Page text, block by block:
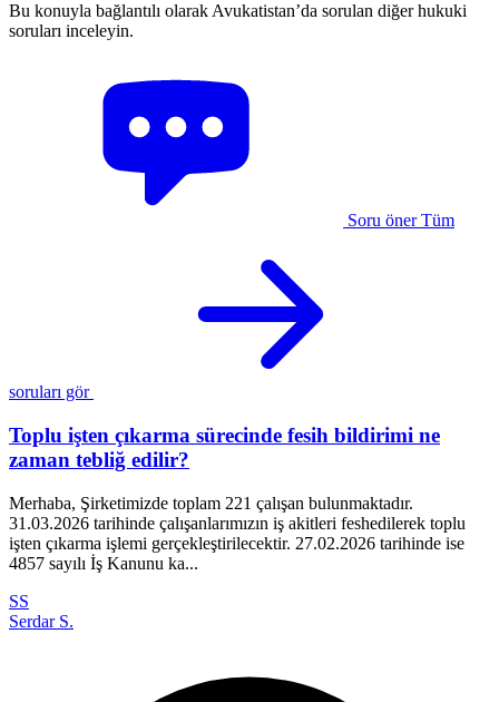
Bu konuyla bağlantılı olarak Avukatistan’da sorulan diğer hukuki
soruları inceleyin.
Soru öner Tüm
soruları gör
Toplu işten çıkarma sürecinde fesih bildirimi ne
zaman tebliğ edilir?
Merhaba, Şirketimizde toplam 221 çalışan bulunmaktadır.
31.03.2026 tarihinde çalışanlarımızın iş akitleri feshedilerek toplu
işten çıkarma işlemi gerçekleştirilecektir. 27.02.2026 tarihinde ise
4857 sayılı İş Kanunu ka...
SS
Serdar S.